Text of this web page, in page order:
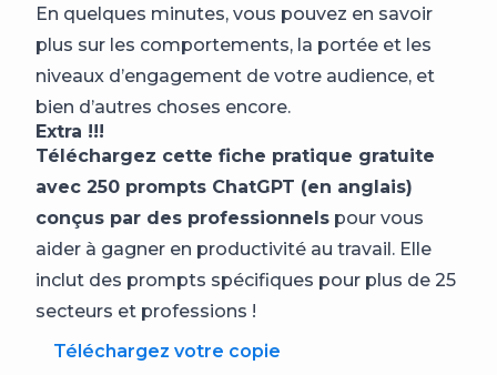
En quelques minutes, vous pouvez en savoir
plus sur les comportements, la portée et les
niveaux d’engagement de votre audience, et
bien d’autres choses encore.
Extra !!!
Téléchargez cette fiche pratique gratuite
avec 250 prompts ChatGPT (en anglais)
conçus par des professionnels pour vous
aider à gagner en productivité au travail. Elle
inclut des prompts spécifiques pour plus de 25
secteurs et professions !
Téléchargez votre copie